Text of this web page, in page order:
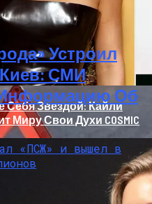
Себя Звездой: Кайли
Миру Свои Духи COSMIC
Устроил
СМИ
Об